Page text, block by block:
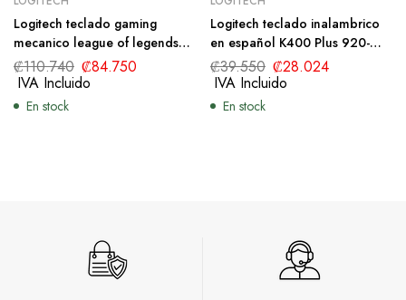
Logitech teclado gaming
mecanico league of legends
920-010533
₡110.740 ₡84.750
IVA Incluido
En stock
Logitech teclado inalambrico
en español K400 Plus 920-
007123
₡39.550 ₡28.024
IVA Incluido
En stock